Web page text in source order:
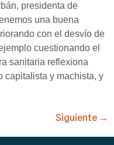
presidenta de
una buena
con el desvío de
cuestionando el
sanitaria reflexiona
capitalista y machista, y
Siguiente →